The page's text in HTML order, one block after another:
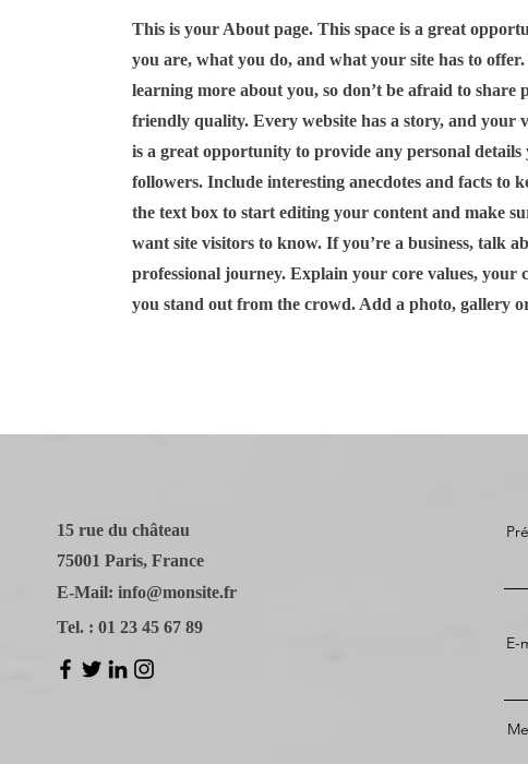
This is your About page. This space is a great
you are, what you do, and what your site has to
learning more about you, so don’t be afraid to share
friendly quality. Every website has a story, and your
is a great opportunity to provide any personal
followers. Include interesting anecdotes and facts to
the text box to start editing your content and make
want site visitors to know. If you’re a business, talk
professional journey. Explain your core values, your
you stand out from the crowd. Add a photo, gallery
15 rue du château
75001 Paris, France
E-Mail: info@monsite.fr
Tel. : 01 23 45 67 89
E-